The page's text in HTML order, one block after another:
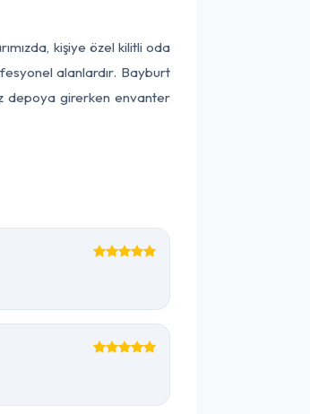
kişiye özel kilitli oda
alanlardır. Bayburt
depoya girerken envanter